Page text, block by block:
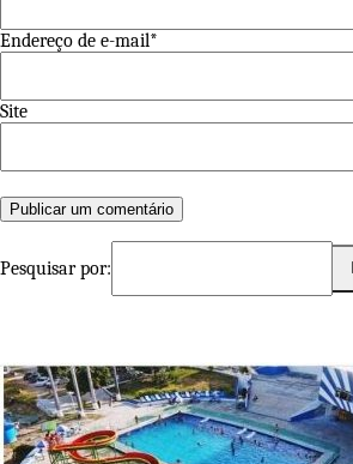
Endereço de e-mail*
Site
Pesquisar por: